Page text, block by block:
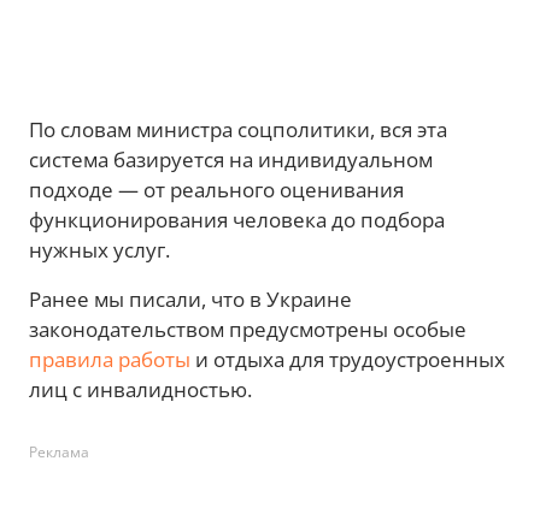
По словам министра соцполитики, вся эта
система базируется на индивидуальном
подходе — от реального оценивания
функционирования человека до подбора
нужных услуг.
Ранее мы писали, что в Украине
законодательством предусмотрены особые
правила работы и отдыха для трудоустроенных
лиц с инвалидностью.
Реклама